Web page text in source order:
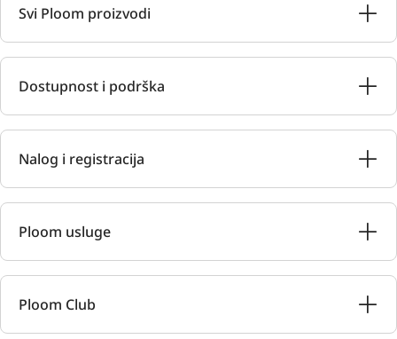
Svi Ploom proizvodi
Dostupnost i podrška
Nalog i registracija
Ploom usluge
Ploom Club